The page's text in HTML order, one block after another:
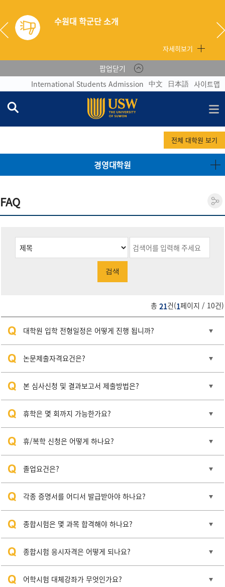
수원대 학군단 소개
자세히보기
팝업닫기
International Students Admission 中文 日本語 사이트맵
전체 대학원 보기
경영대학원
FAQ
검색
총 21건(1페이지 / 10건)
대학원 입학 전형일정은 어떻게 진행 됩니까?
논문제출자격요건은?
본 심사신청 및 결과보고서 제출방법은?
휴학은 몇 회까지 가능한가요?
휴/복학 신청은 어떻게 하나요?
졸업요건은?
각종 증명서를 어디서 발급받아야 하나요?
종합시험은 몇 과목 합격해야 하나요?
종합시험 응시자격은 어떻게 되나요?
어학시험 대체강좌가 무엇인가요?